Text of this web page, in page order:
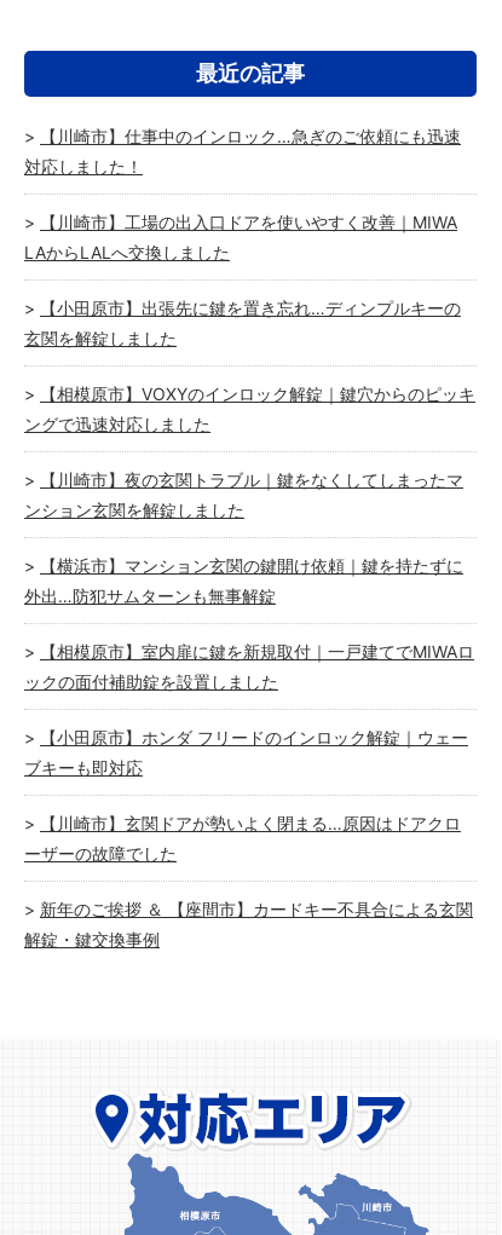
最近の記事
【川崎市】仕事中のインロック…急ぎのご依頼にも迅速
対応しました！
【川崎市】工場の出入口ドアを使いやすく改善｜MIWA
LAからLALへ交換しました
【小田原市】出張先に鍵を置き忘れ…ディンプルキーの
玄関を解錠しました
【相模原市】VOXYのインロック解錠｜鍵穴からのピッキ
ングで迅速対応しました
【川崎市】夜の玄関トラブル｜鍵をなくしてしまったマ
ンション玄関を解錠しました
【横浜市】マンション玄関の鍵開け依頼｜鍵を持たずに
外出…防犯サムターンも無事解錠
【相模原市】室内扉に鍵を新規取付｜一戸建てでMIWAロ
ックの面付補助錠を設置しました
【小田原市】ホンダ フリードのインロック解錠｜ウェー
ブキーも即対応
【川崎市】玄関ドアが勢いよく閉まる…原因はドアクロ
ーザーの故障でした
新年のご挨拶 ＆ 【座間市】カードキー不具合による玄関
解錠・鍵交換事例